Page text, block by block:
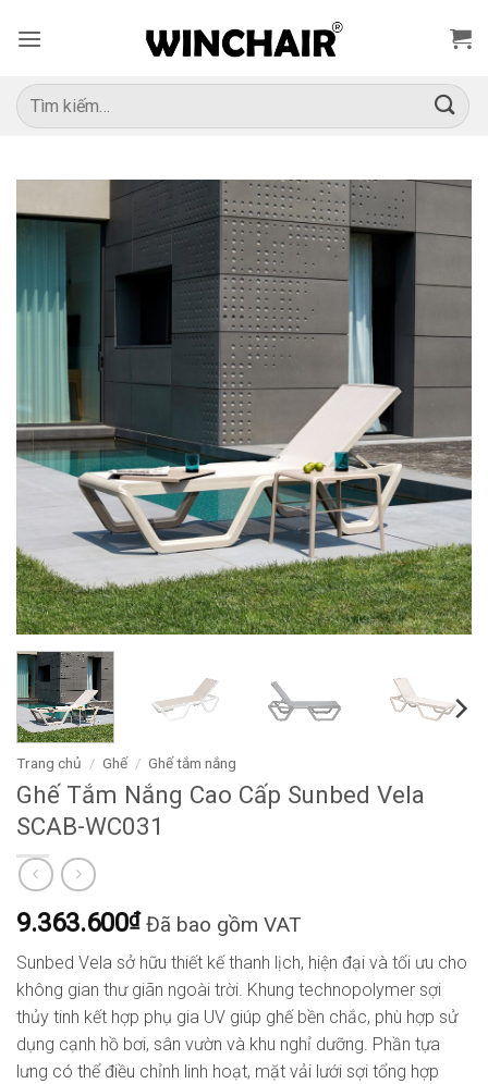
qua
dung
Tìm
kiếm:
Trang chủ / Ghế / Ghế tắm nắng
Ghế Tắm Nắng Cao Cấp Sunbed Vela
SCAB-WC031
9.363.600₫ Đã bao gồm VAT
Sunbed Vela sở hữu thiết kế thanh lịch, hiện đại và tối ưu cho
không gian thư giãn ngoài trời. Khung technopolymer sợi
thủy tinh kết hợp phụ gia UV giúp ghế bền chắc, phù hợp sử
dụng cạnh hồ bơi, sân vườn và khu nghỉ dưỡng. Phần tựa
lưng có thể điều chỉnh linh hoạt, mặt vải lưới sợi tổng hợp